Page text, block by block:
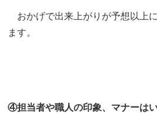
おかげで出来上がりが予想以上
ます。
④担当者や職人の印象、マナーは